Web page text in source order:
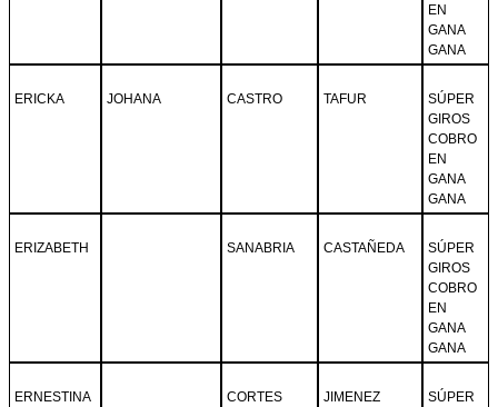
EN
GANA
GANA
ERICKA JOHANA CASTRO TAFUR
SÚPER
GIROS
COBRO
EN
GANA
GANA
ERIZABETH SANABRIA CASTAÑEDA
SÚPER
GIROS
COBRO
EN
GANA
GANA
ERNESTINA CORTES JIMENEZ
SÚPER